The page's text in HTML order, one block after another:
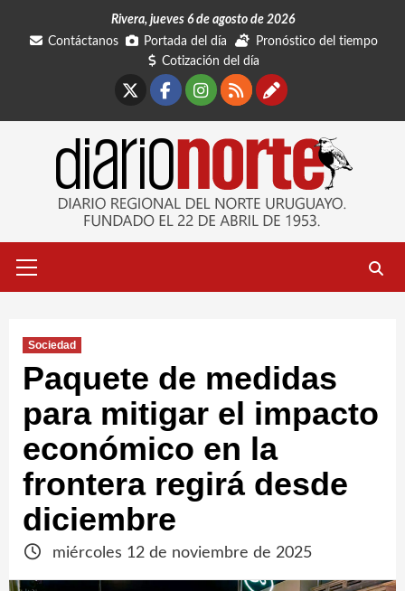
Rivera, jueves 6 de agosto de 2026
Contáctanos
Portada del día
Pronóstico del tiempo
Cotización del día
Facebook
Instagram
RSSContáctanos
primario
Sociedad
Paquete de medidas
para mitigar el impacto
económico en la
frontera regirá desde
diciembre
miércoles 12 de noviembre de 2025